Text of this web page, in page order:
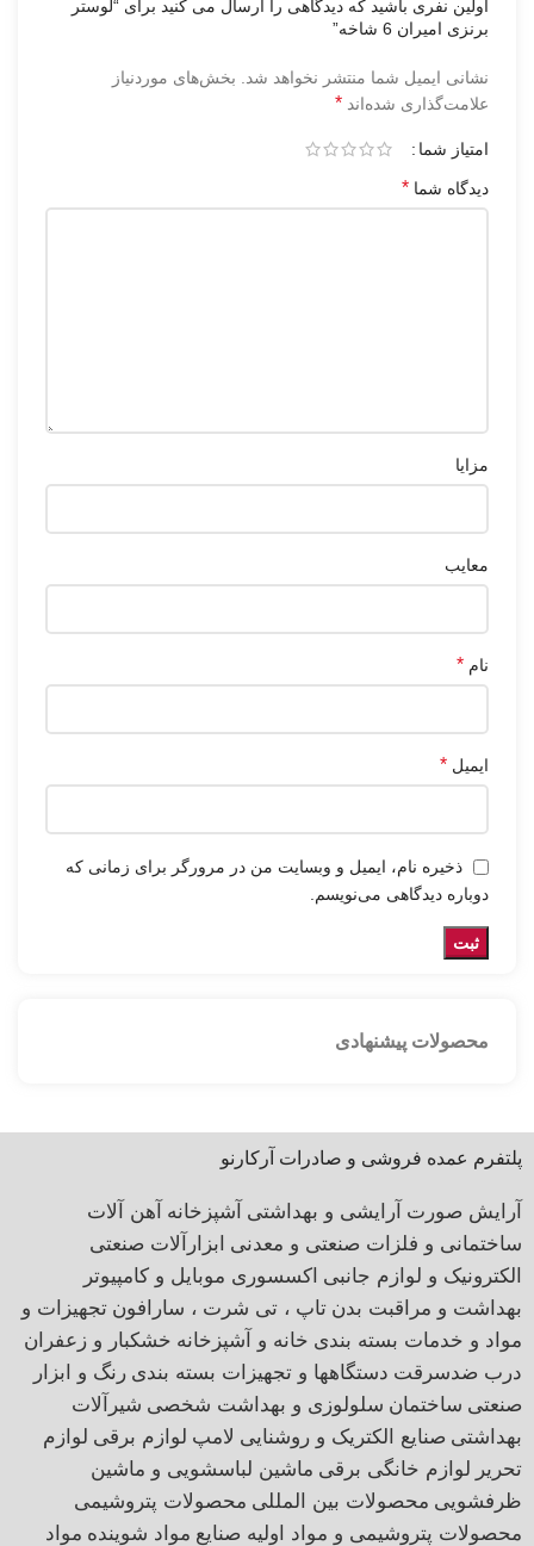
اولین نفری باشید که دیدگاهی را ارسال می کنید برای “لوستر
برنزی امیران 6 شاخه”
نشانی ایمیل شما منتشر نخواهد شد.
بخش‌های موردنیاز
علامت‌گذاری شده‌اند *
امتیاز شما
دیدگاه شما *
مزایا
معایب
نام *
ایمیل *
ذخیره نام، ایمیل و وبسایت من در مرورگر برای زمانی که
دوباره دیدگاهی می‌نویسم.
محصولات پیشنهادی
پلتفرم عمده فروشی و صادرات آرکارنو
آرایش صورت آرایشی و بهداشتی آشپزخانه آهن آلات
ساختمانی و فلزات صنعتی و معدنی ابزارآلات صنعتی
الکترونیک و لوازم جانبی اکسسوری موبایل و کامپیوتر
بهداشت و مراقبت بدن تاپ ، تی شرت ، سارافون تجهیزات و
مواد و خدمات بسته بندی خانه و آشپزخانه خشکبار و زعفران
درب ضدسرقت دستگاهها و تجهیزات بسته بندی رنگ و ابزار
صنعتی ساختمان سلولوزی و بهداشت شخصی شیرآلات
بهداشتی صنایع الکتریک و روشنایی لامپ لوازم برقی لوازم
تحریر لوازم خانگی برقی ماشین لباسشویی و ماشین
ظرفشویی محصولات بین المللی محصولات پتروشیمی
محصولات پتروشیمی و مواد اولیه صنایع مواد شوینده مواد